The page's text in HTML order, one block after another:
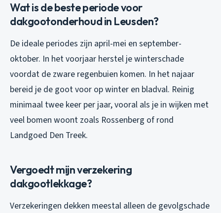
Wat is de beste periode voor
dakgootonderhoud in Leusden?
De ideale periodes zijn april-mei en september-
oktober. In het voorjaar herstel je winterschade
voordat de zware regenbuien komen. In het najaar
bereid je de goot voor op winter en bladval. Reinig
minimaal twee keer per jaar, vooral als je in wijken met
veel bomen woont zoals Rossenberg of rond
Landgoed Den Treek.
Vergoedt mijn verzekering
dakgootlekkage?
Verzekeringen dekken meestal alleen de gevolgschade